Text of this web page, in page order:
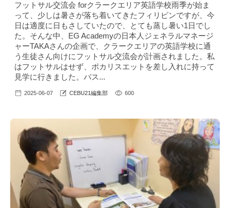
フットサル交流会 forクラークエリア英語学校雨季が始ま
って、少しは暑さが落ち着いてきたフィリピンですが、今
日は適度に日もさしていたので、とても蒸し暑い1日でし
た。そんな中、EG Academyの日本人ジェネラルマネージ
ャーTAKAさんの企画で、クラークエリアの英語学校に通
う生徒さん向けにフットサル交流会が計画されました。私
はフットサルはせず、ポカリスエットを差し入れに持って
見学に行きました。バス...
2025-06-07 CEBU21編集部 600